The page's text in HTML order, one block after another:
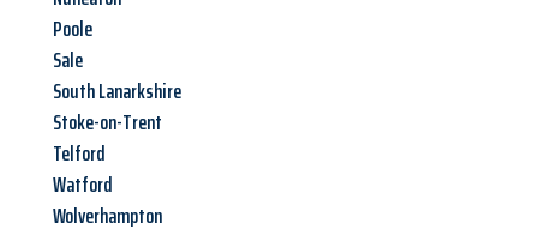
Poole
Sale
South Lanarkshire
Stoke-on-Trent
Telford
Watford
Wolverhampton